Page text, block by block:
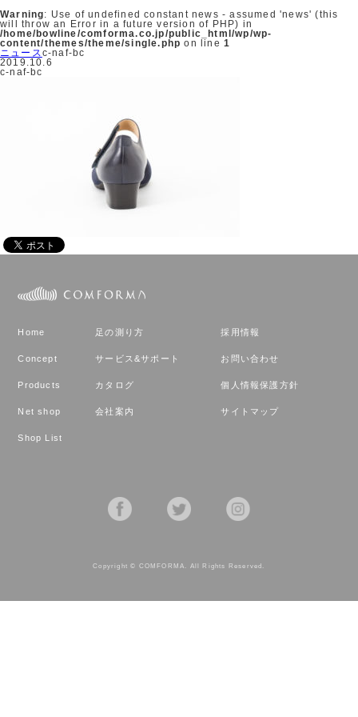
Warning: Use of undefined constant news - assumed 'news' (this
will throw an Error in a future version of PHP) in
/home/bowline/comforma.co.jp/public_html/wp/wp-
content/themes/theme/single.php on line1
ニュースc-naf-bc
2019.10.6
c-naf-bc
Home
Concept
Products
Net shop
Shop List
足の測り方
サービス&サポート
カタログ
会社案内
採用情報
お問い合わせ
個人情報保護方針
サイトマップ
Copyright © COMFORMA. All Rights Reserved.